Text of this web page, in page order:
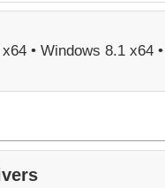
• Windows 8.1 x64